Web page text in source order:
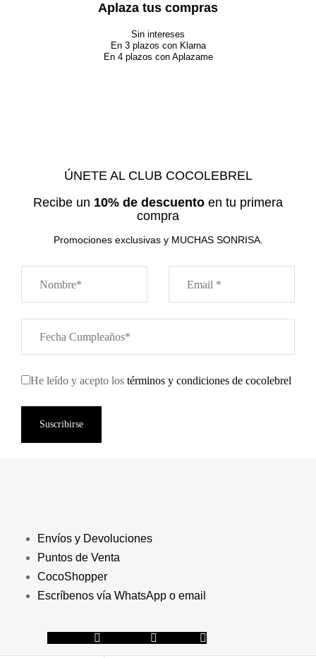
Aplaza tus compras
Sin intereses
En 3 plazos con Klarna
En 4 plazos con Aplazame
ÚNETE AL CLUB COCOLEBREL
Recibe un 10% de descuento en tu primera
compra
Promociones exclusivas y MUCHAS SONRISA.
He leído y acepto los términos y condiciones de cocolebrel
Suscribirse
Envíos y Devoluciones
Puntos de Venta
CocoShopper
Escríbenos vía WhatsApp o email